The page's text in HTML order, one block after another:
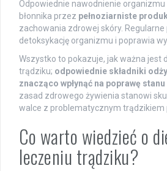
Odpowiednie nawodnienie
błonnika przez pełnoziarniste
zachowania zdrowej skóry.
detoksykację organizmu i poprawia
Wszystko to pokazuje, jak ważna jest
trądziku; odpowiednie składniki
znacząco wpłynąć na poprawę
zasad zdrowego żywienia stanowi
walce z problematycznym trądzikiem
Co warto wiedzieć o
leczeniu trądziku?